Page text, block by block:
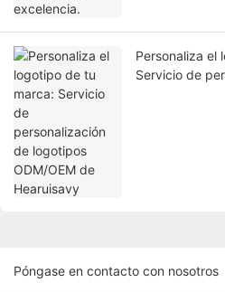
Personaliza el
Servicio de
Póngase en contacto con nosotros